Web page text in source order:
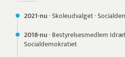
2021-nu·Skoleudvalget·
2018-nu· Bestyrelsesmedlem
Socialdemokratiet